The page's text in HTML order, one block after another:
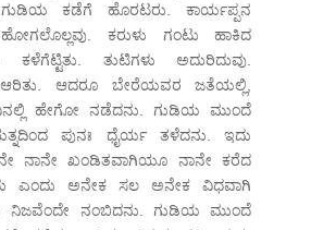
ಕಡೆಗೆ ಹೊರಟರು. ಕಾರ್ಯಪ್ಪನ
ಕರುಳು ಗಂಟು ಹಾಕಿದ
ತುಟಿಗಳು ಅದುರಿದುವು.
ಆದರೂ ಬೇರೆಯವರ ಜತೆಯಲ್ಲಿ,
ಹೇಗೋ ನಡೆದನು. ಗುಡಿಯ ಮುಂದೆ
ಪುನಃ ಧೈರ್ಯ ತಳೆದನು. ಇದು
ನಾನೇ ಖಂಡಿತವಾಗಿಯೂ ನಾನೇ ಕರೆದ
ಎಂದು ಅನೇಕ ಸಲ ಅನೇಕ ವಿಧವಾಗಿ
ನಿಜವೆಂದೇ ನಂಬಿದನು. ಗುಡಿಯ ಮುಂದೆ